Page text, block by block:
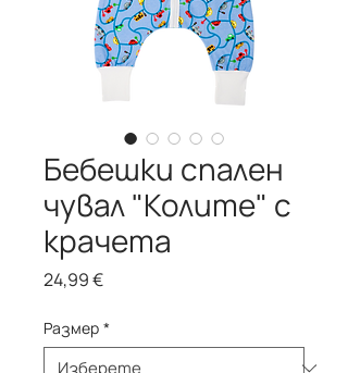
Бебешки спален
чувал "Колите" с
крачета
24,99 €Цена
Размер *